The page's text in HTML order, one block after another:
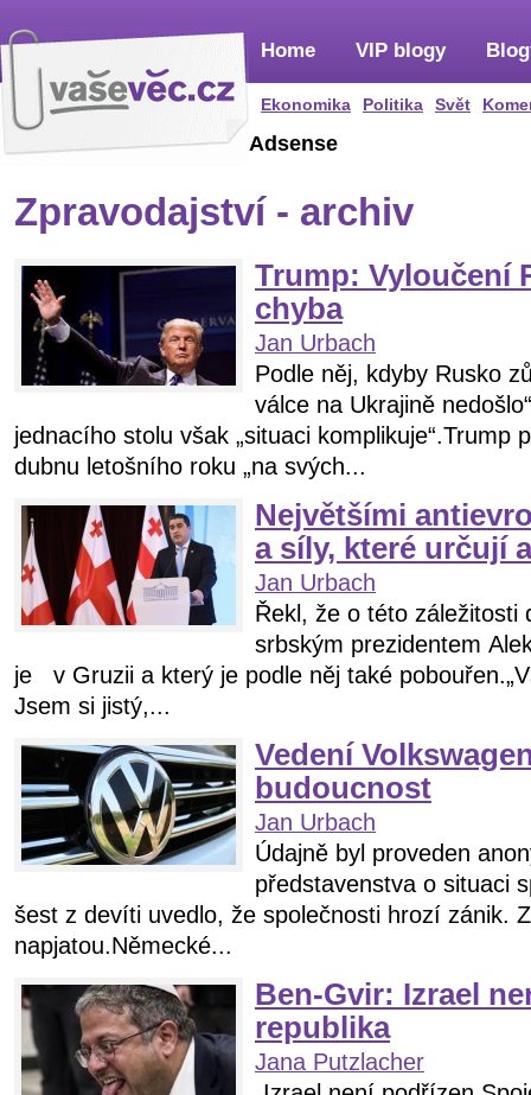
Home
Ekonomika Politika Svět
VIP blogy
Adsense
Zpravodajství - archiv
Trump: Vyloučení
chyba
Jan Urbach
Podle něj, kdyby Rusko
válce na Ukrajině
jednacího stolu však „situaci komplikuje“.Trump
dubnu letošního roku „na svých...
Největšími
a síly, které určují
Jan Urbach
Řekl, že o této záležitosti
srbským prezidentem
je v Gruzii a který je podle něj také
Jsem si jistý,...
Vedení
budoucnost
Jan Urbach
Údajně byl proveden
představenstva o situaci
šest z devíti uvedlo, že společnosti hrozí zánik.
napjatou.Německé...
Ben-Gvir: Izrael
republika
Jana Putzlacher